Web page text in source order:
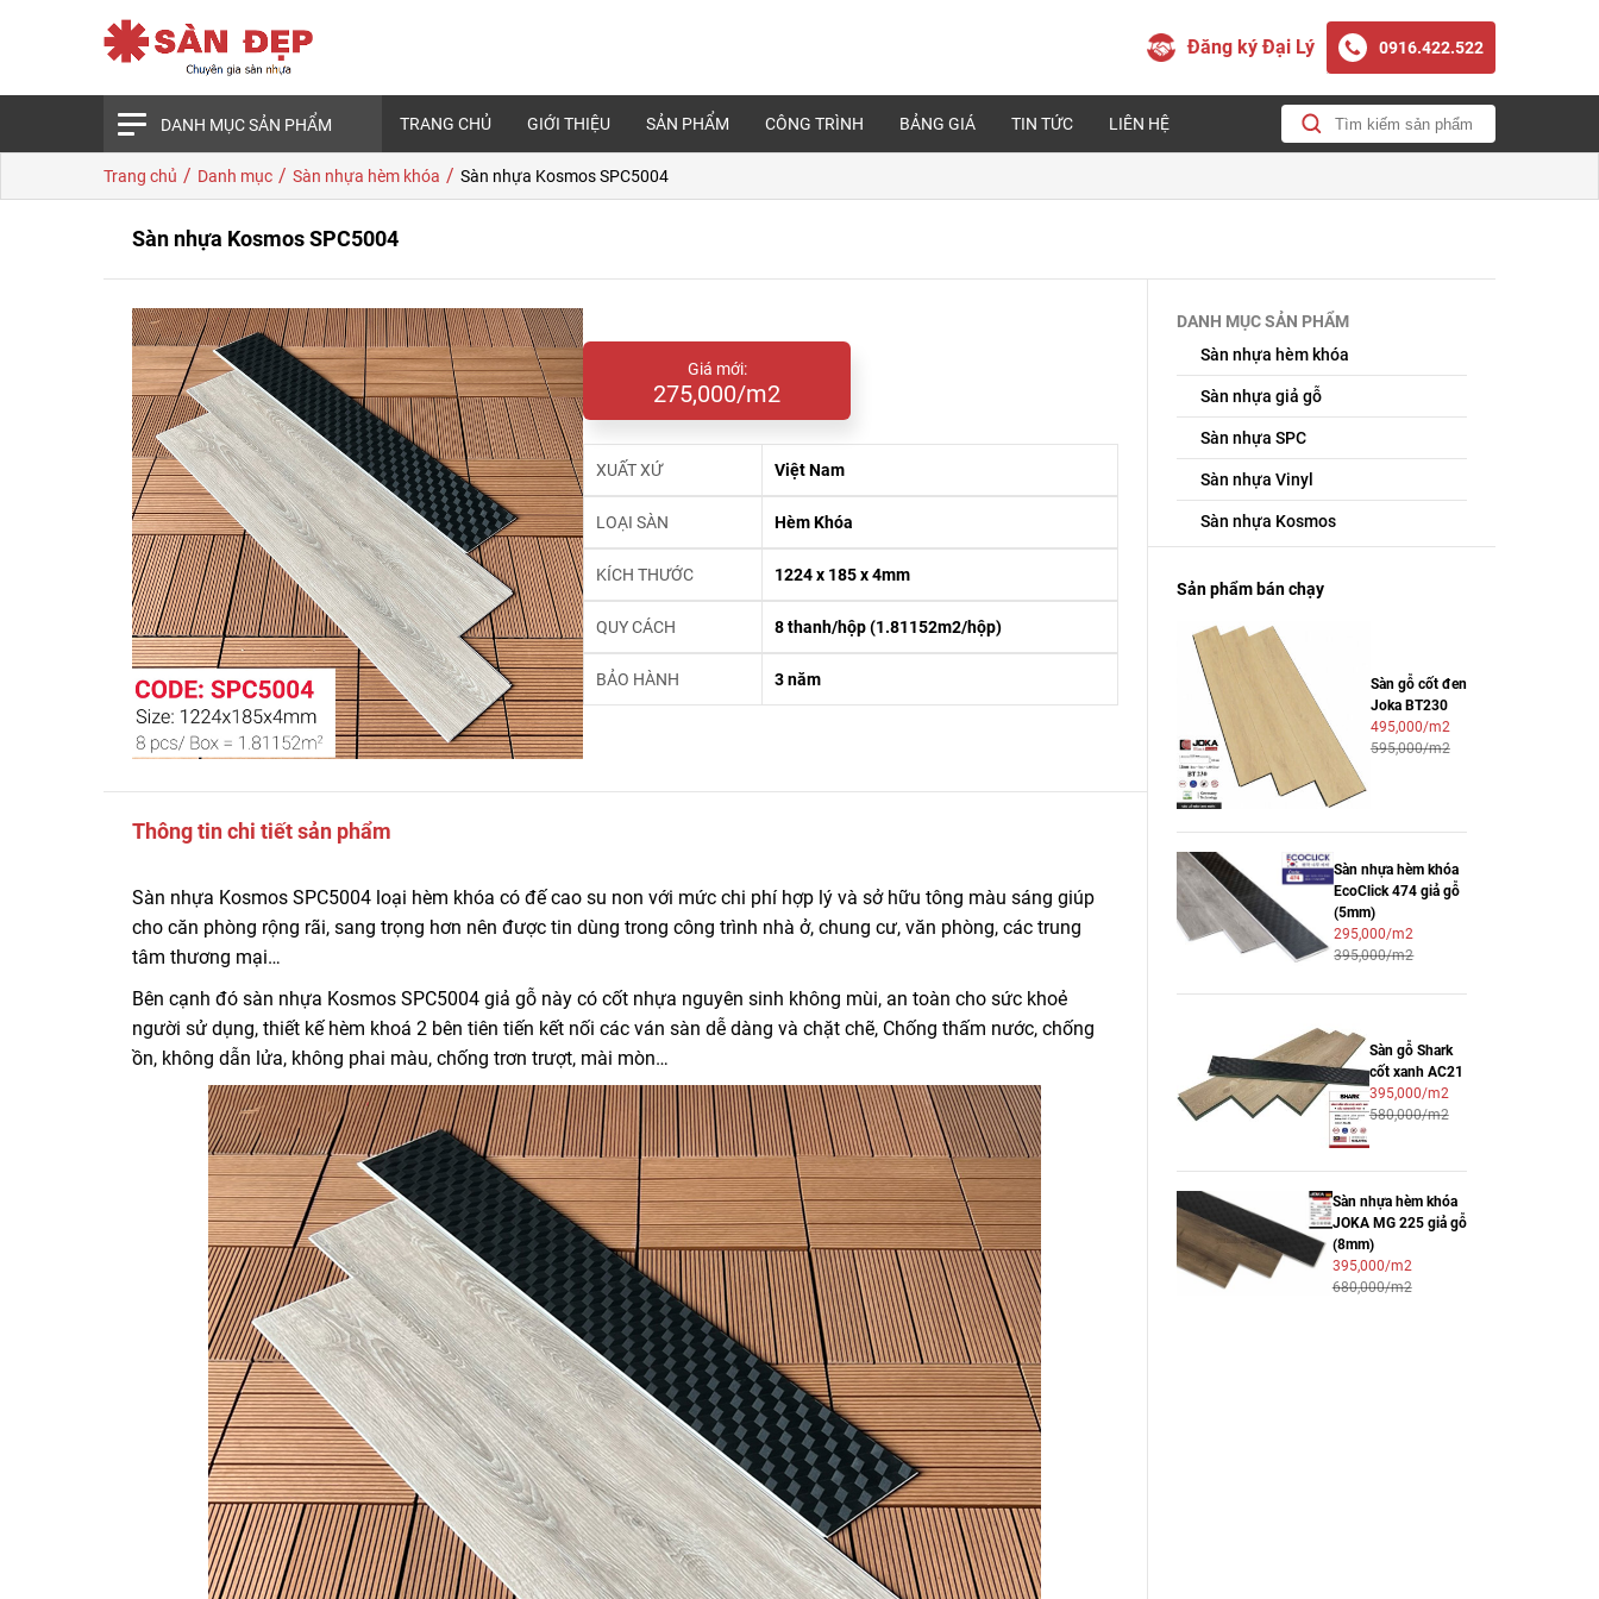
Đăng ký Đại Lý 0916.422.522
DANH MỤC SẢN PHẨM TRANG CHỦ GIỚI THIỆU SẢN PHẨM CÔNG TRÌNH BẢNG GIÁ TIN TỨC LIÊN HỆ
Trang chủ / Danh mục / Sàn nhựa hèm khóa / Sàn nhựa Kosmos SPC5004
Sàn nhựa Kosmos SPC5004
Giá mới:
275,000/m2
XUẤT XỨ Việt Nam
LOẠI SÀN Hèm Khóa
KÍCH THƯỚC 1224 x 185 x 4mm
QUY CÁCH 8 thanh/hộp (1.81152m2/hộp)
BẢO HÀNH 3 năm
Thông tin chi tiết sản phẩm
Sàn nhựa Kosmos SPC5004 loại hèm khóa có đế cao su non với mức chi phí hợp lý và sở hữu tông màu sáng giúp
cho căn phòng rộng rãi, sang trọng hơn nên được tin dùng trong công trình nhà ở, chung cư, văn phòng, các trung
tâm thương mại…
Bên cạnh đó sàn nhựa Kosmos SPC5004 giả gỗ này có cốt nhựa nguyên sinh không mùi, an toàn cho sức khoẻ
người sử dụng, thiết kế hèm khoá 2 bên tiên tiến kết nối các ván sàn dễ dàng và chặt chẽ, Chống thấm nước, chống
ồn, không dẫn lửa, không phai màu, chống trơn trượt, mài mòn…
DANH MỤC SẢN PHẨM
Sàn nhựa hèm khóa
Sàn nhựa giả gỗ
Sàn nhựa SPC
Sàn nhựa Vinyl
Sàn nhựa Kosmos
Sản phẩm bán chạy
Sàn gỗ cốt đen
Joka BT230
495,000/m2
595,000/m2
Sàn nhựa hèm khóa
EcoClick 474 giả gỗ
(5mm)
295,000/m2
395,000/m2
Sàn gỗ Shark
cốt xanh AC21
395,000/m2
580,000/m2
Sàn nhựa hèm khóa
JOKA MG 225 giả gỗ
(8mm)
395,000/m2
680,000/m2